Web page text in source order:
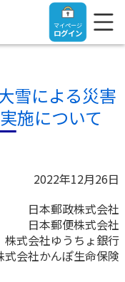
マイページ
ログイン
雪による災害
施について
2022年12月26日
日本郵政株式会社
日本郵便株式会社
式会社ゆうちょ銀行
式会社かんぽ生命保険